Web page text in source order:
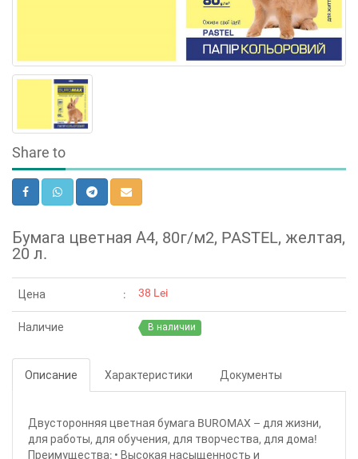
Share to
Бумага цветная А4, 80г/м2, PASTEL, желтая,
20 л.
Цена 38 Lei
Наличие В наличии
Описание Характеристики Документы
Двусторонняя цветная бумага BUROMAX – для жизни,
для работы, для обучения, для творчества, для дома!
Преимущества: • Высокая насыщенность и